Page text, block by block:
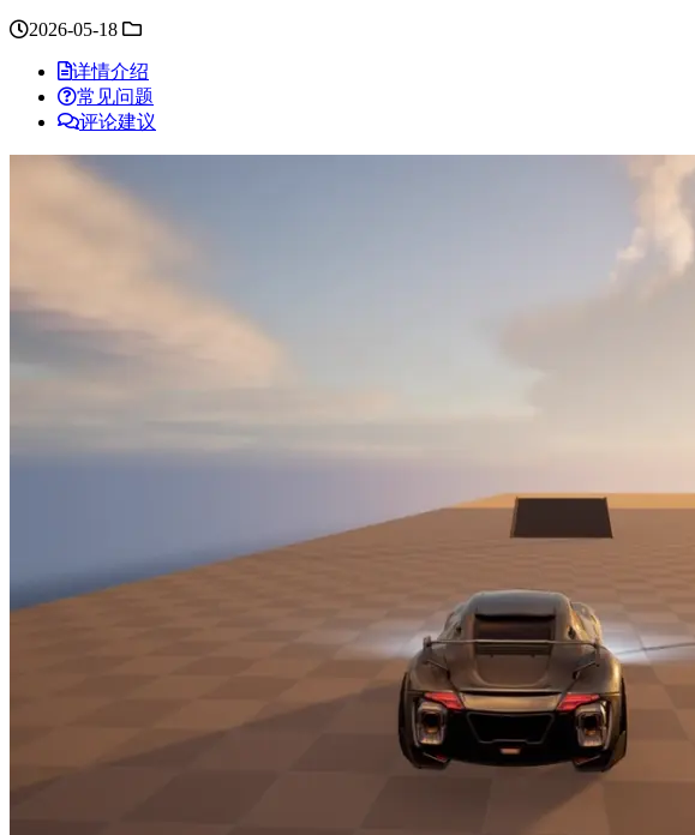
2026-05-18
详情介绍
常见问题
评论建议